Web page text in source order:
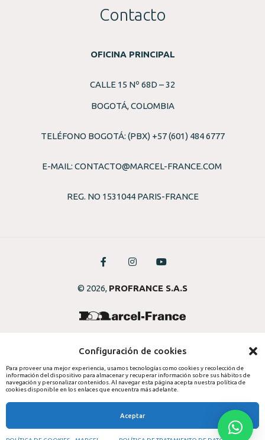
Configuración de cookies
Para proveer una mejor experiencia, usamos tecnologías como cookies y recolección de
información del dispositivo para almacenar y recuperar información sobre sus hábitos de
navegación y personalizar contenidos. Al navegar esta página acepta nuestra política de
cookies disponible en los enlaces que encuentra más adelante.
Aceptar
Contacto
OFICINA PRINCIPAL
CALLE 15 Nº 68D – 32
BOGOTÁ, COLOMBIA
TELÉFONO BOGOTÁ: (PBX) +57 (601) 484 6777
E-MAIL: CONTACTO@MARCEL-FRANCE.COM
REG. NO 1531044 PARIS-FRANCE
© 2026, PROFRANCE S.A.S